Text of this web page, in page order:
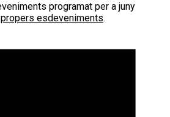
programat per a juny
propers esdeveniments.